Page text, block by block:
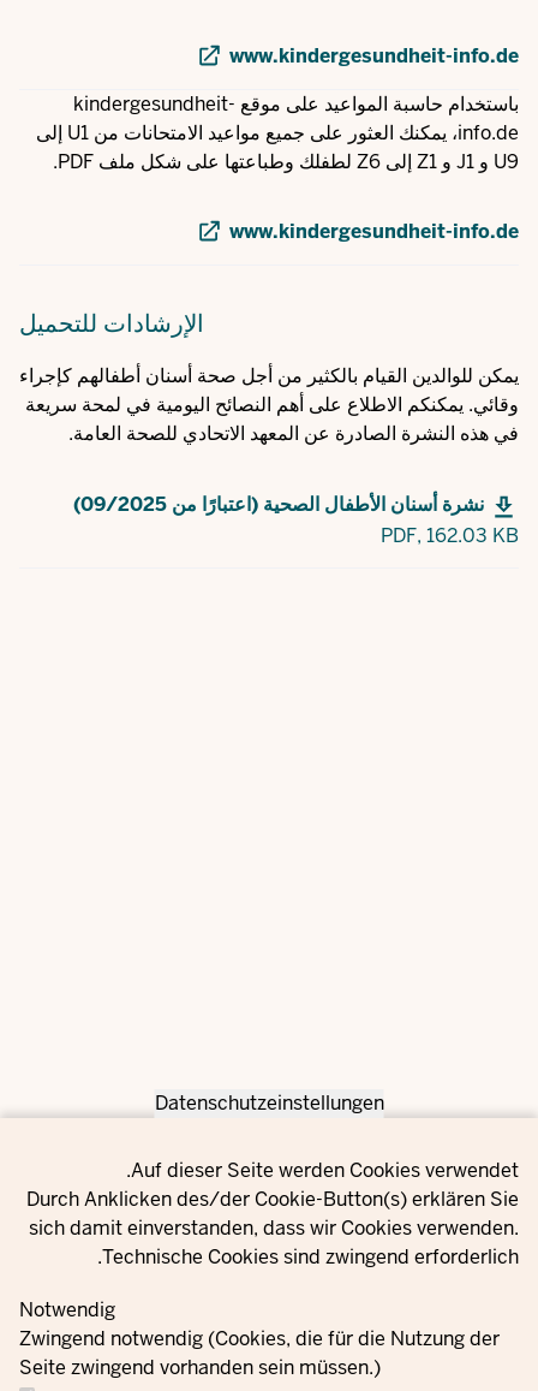
Privacy settings
Datenschutzeinstellungen
Auf dieser Seite werden Cookies verwendet.
Durch Anklicken des/der Cookie-Button(s) erklären Sie
sich damit einverstanden, dass wir Cookies verwenden.
Technische Cookies sind zwingend erforderlich.
Notwendig
Zwingend notwendig (Cookies, die für die Nutzung der
Seite zwingend vorhanden sein müssen.)
www.kindergesundheit-info.de
باستخدام حاسبة المواعيد على موقع kindergesundheit-
info.de، يمكنك العثور على جميع مواعيد الامتحانات من U1 إلى
U9 و J1 و Z1 إلى Z6 لطفلك وطباعتها على شكل ملف PDF.
www.kindergesundheit-info.de
الإرشادات للتحميل
يمكن للوالدين القيام بالكثير من أجل صحة أسنان أطفالهم كإجراء
وقائي. يمكنكم الاطلاع على أهم النصائح اليومية في لمحة سريعة
في هذه النشرة الصادرة عن المعهد الاتحادي للصحة العامة.
نشرة أسنان الأطفال الصحية (اعتبارًا من 09/2025)
PDF, 162.03 KB